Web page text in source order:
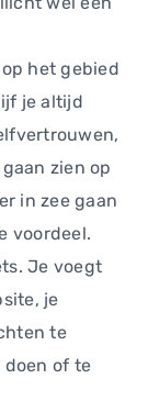
het gebied
je altijd
zien op
in zee gaan
voordeel.
Je voegt
je
te
doen of te